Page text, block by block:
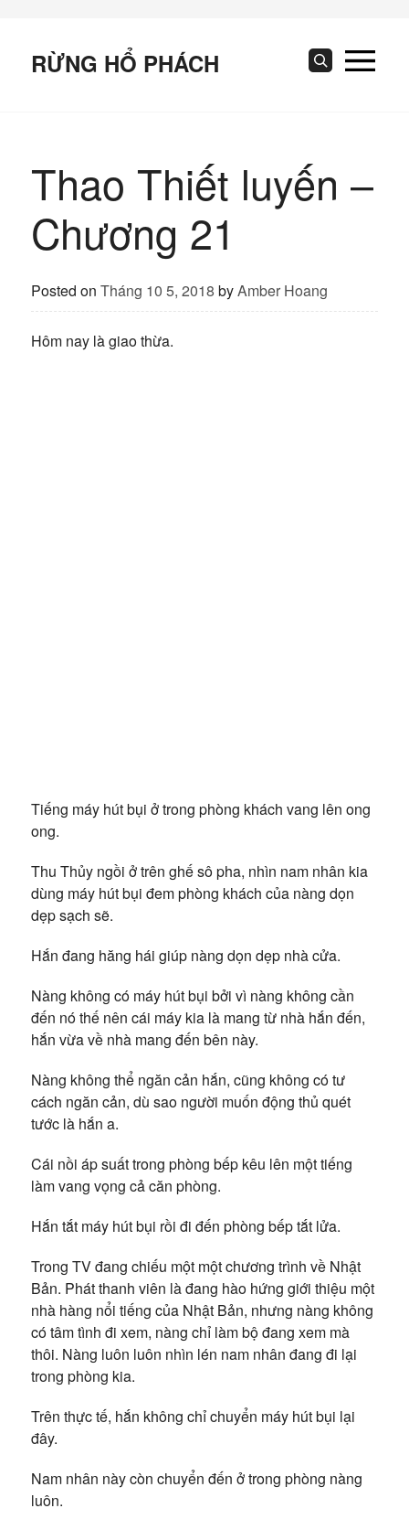
contentRỪNG HỔ PHÁCH Search
Thao Thiết luyến –
Chương 21
Posted on Tháng 10 5, 2018 byAmber Hoang
Hôm nay là giao thừa.
Tiếng máy hút bụi ở trong phòng khách vang lên ong
ong.
Thu Thủy ngồi ở trên ghế sô pha, nhìn nam nhân kia
dùng máy hút bụi đem phòng khách của nàng dọn
dẹp sạch sẽ.
Hắn đang hăng hái giúp nàng dọn dẹp nhà cửa.
Nàng không có máy hút bụi bởi vì nàng không cần
đến nó thế nên cái máy kia là mang từ nhà hắn đến,
hắn vừa về nhà mang đến bên này.
Nàng không thể ngăn cản hắn, cũng không có tư
cách ngăn cản, dù sao người muốn động thủ quét
tước là hắn a.
Cái nồi áp suất trong phòng bếp kêu lên một tiếng
làm vang vọng cả căn phòng.
Hắn tắt máy hút bụi rồi đi đến phòng bếp tắt lửa.
Trong TV đang chiếu một một chương trình về Nhật
Bản. Phát thanh viên là đang hào hứng giới thiệu một
nhà hàng nổi tiếng của Nhật Bản, nhưng nàng không
có tâm tình đi xem, nàng chỉ làm bộ đang xem mà
thôi. Nàng luôn luôn nhìn lén nam nhân đang đi lại
trong phòng kia.
Trên thực tế, hắn không chỉ chuyển máy hút bụi lại
đây.
Nam nhân này còn chuyển đến ở trong phòng nàng
luôn.